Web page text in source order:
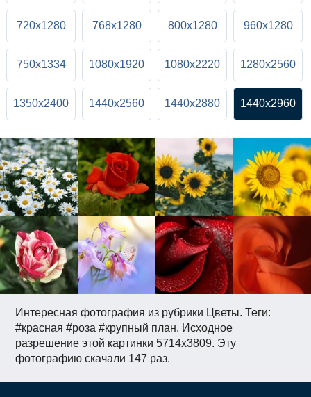
Интересная фотография из рубрики Цветы. Теги:
#красная #роза #крупный план. Исходное
разрешение этой картинки 5714x3809. Эту
фотографию скачали 147 раз.
720x1280 768x1280 800x1280 960x1280
750x1334 1080x1920 1080x2220 1280x2560
1350x2400 1440x2560 1440x2880 1440x2960